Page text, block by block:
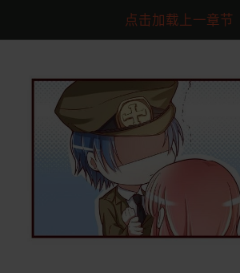
点击加载上一章节